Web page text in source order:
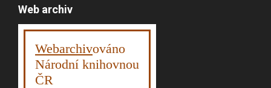
Web archiv
Webarchivováno
Národní knihovnou
ČR